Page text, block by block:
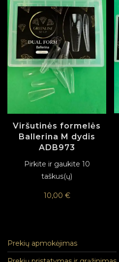
Viršutinės formelės
Ballerina M dydis
ADB973
Pirkite ir gaukite 10
taškus(ų)
10,00 €
Prekių apmokėjimas